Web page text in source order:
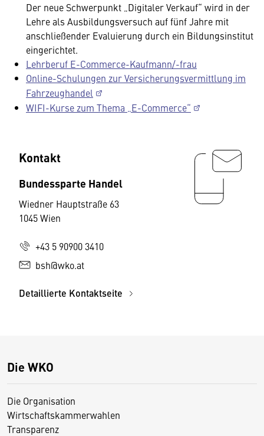
Der neue Schwerpunkt „Digitaler Verkauf“ wird in der
Lehre als Ausbildungsversuch auf fünf Jahre mit
anschließender Evaluierung durch ein Bildungsinstitut
eingerichtet.
Lehrberuf E-Commerce-Kaufmann/-frau
Online-Schulungen zur Versicherungsvermittlung im
Fahrzeughandel
WIFI-Kurse zum Thema „E-Commerce“
Kontakt
Bundessparte Handel
Wiedner Hauptstraße 63
1045 Wien
+43 5 90900 3410
bsh@wko.at
Detaillierte Kontaktseite
Die WKO
Die Organisation
Wirtschaftskammerwahlen
Transparenz